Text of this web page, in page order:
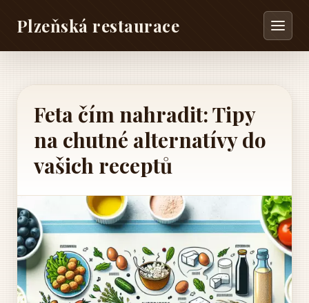
Plzeňská restaurace
Feta čím nahradit: Tipy
na chutné alternatívy do
vašich receptů